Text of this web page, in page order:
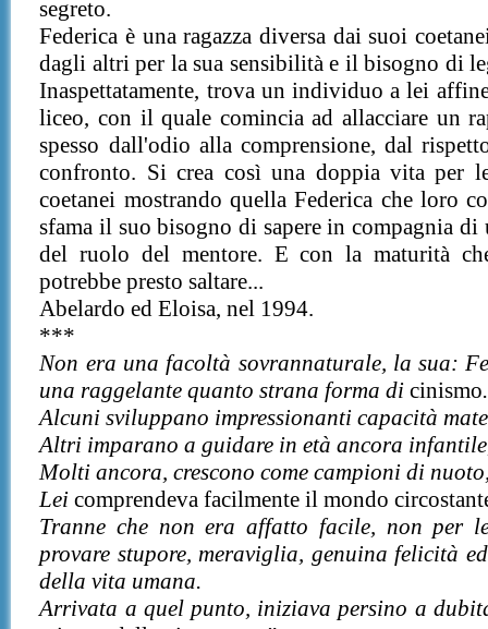
segreto.
Federica è una ragazza diversa dai suoi
dagli altri per la sua sensibilità e il bisogno di
Inaspettatamente, trova un individuo a lei
liceo, con il quale comincia ad allacciare un
spesso dall'odio alla comprensione, dal
confronto. Si crea così una doppia vita per
coetanei mostrando quella Federica che loro
sfama il suo bisogno di sapere in compagnia
del ruolo del mentore. E con la maturità
potrebbe presto saltare...
Abelardo ed Eloisa, nel 1994.
***
Non era una facoltà sovrannaturale, la sua:
una raggelante quanto strana forma dicinismo.
Alcuni sviluppano impressionanti capacità
Altri imparano a guidare in età ancora
Molti ancora, crescono come campioni di
Leicomprendeva facilmente il mondo
Tranne che non era affatto facile, non per
provare stupore, meraviglia, genuina felicità
della vita umana.
Arrivata a quel punto, iniziava persino a